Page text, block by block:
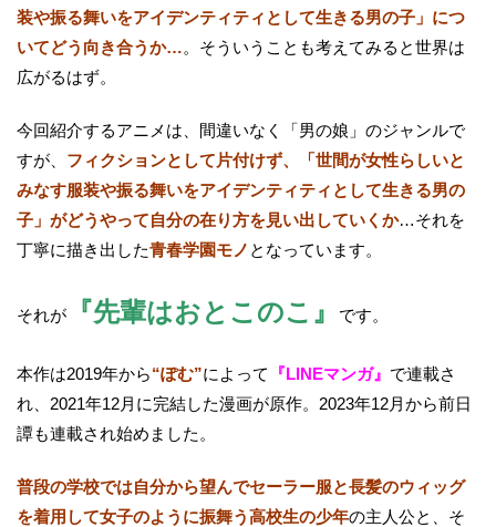
装や振る舞いをアイデンティティとして生きる男の子」につ
いてどう向き合うか…。そういうことも考えてみると世界は
広がるはず。
今回紹介するアニメは、間違いなく「男の娘」のジャンルで
すが、 フィクションとして片付けず、「世間が女性らしいと
みなす服装や振る舞いをアイデンティティとして生きる男の
子」がどうやって自分の在り方を見い出していくか…それを
丁寧に描き出した青春学園モノ となっています。
それが 『先輩はおとこのこ』 です。
本作は2019年から“ぽむ”によって 『LINEマンガ』 で連載さ
れ、2021年12月に完結した漫画が原作。2023年12月から前日
譚も連載され始めました。
普段の学校では自分から望んでセーラー服と長髪のウィッグ
を着用して女子のように振舞う高校生の少年の主人公と、そ